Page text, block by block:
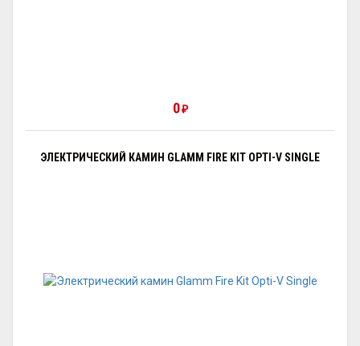
0₽
ЭЛЕКТРИЧЕСКИЙ КАМИН GLAMM FIRE KIT OPTI-V SINGLE